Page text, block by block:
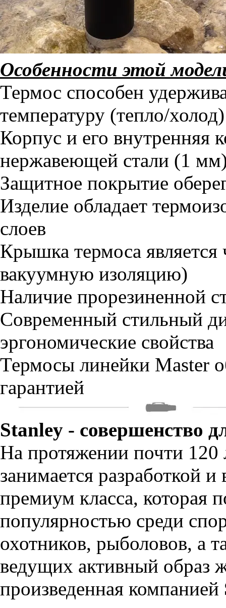
Особенности этой
Термос способен
температуру (тепло/
Корпус и его внутренняя
нержавеющей стали (1
Защитное покрытие
Изделие обладает
слоев
Крышка термоса
вакуумную изоляцию)
Наличие прорезиненной
Современный стильный
эргономические свойства
Термосы линейки Master
гарантией
Stanley - совершенство
На протяжении почти 120
занимается разработкой
премиум класса, которая
популярностью среди
охотников, рыболовов, а
ведущих активный образ
произведенная компанией